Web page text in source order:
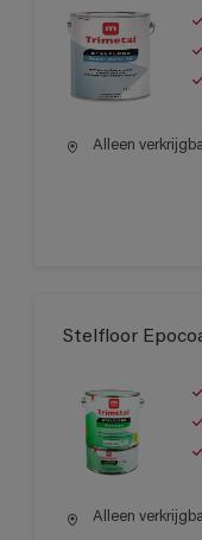
Alleen
Stelfloor
Alleen